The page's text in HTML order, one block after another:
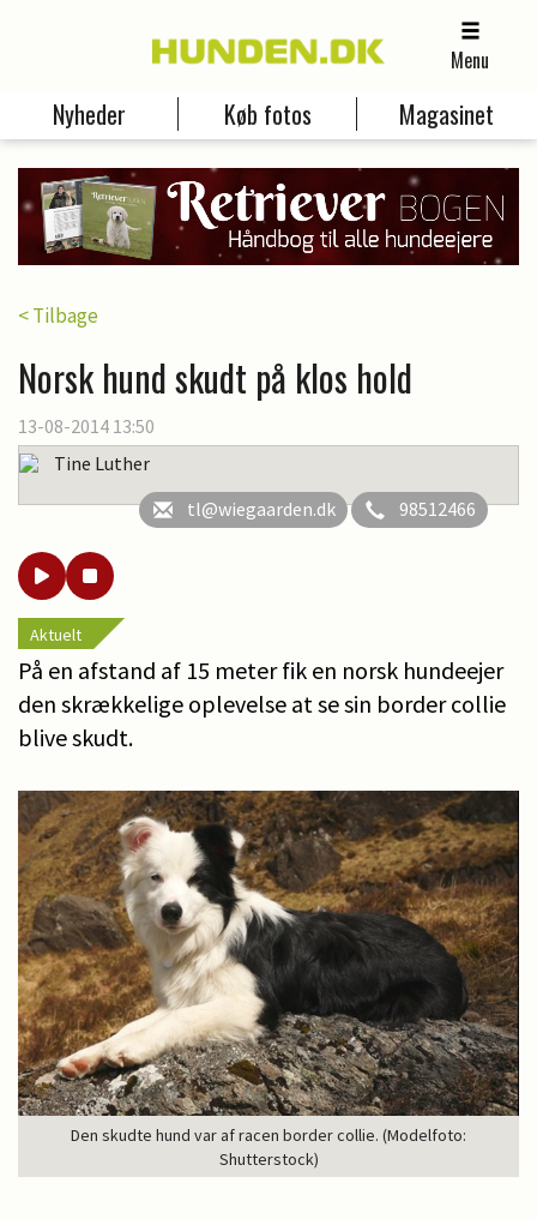
Menu
Nyheder Køb fotos Magasinet
< Tilbage
Norsk hund skudt på klos hold
13-08-2014 13:50
Tine Luther
tl@wiegaarden.dk
98512466
Aktuelt
På en afstand af 15 meter fik en norsk hundeejer
den skrækkelige oplevelse at se sin border collie
blive skudt.
Den skudte hund var af racen border collie. (Modelfoto:
Shutterstock)